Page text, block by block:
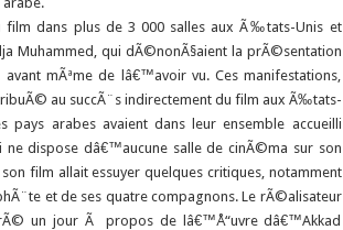
dans plus de 3 000 salles aux Ã‰tats-Unis et
Muhammed, qui dÃ©nonÃ§aient la prÃ©sentation
mÃªme de lâ€™avoir vu. Ces manifestations,
au succÃ¨s indirectement du film aux Ã‰tats-
arabes avaient dans leur ensemble accueilli
dispose dâ€™aucune salle de cinÃ©ma sur son
film allait essuyer quelques critiques, notamment
et de ses quatre compagnons. Le rÃ©alisateur
un jour Ã propos de lâ€™Å“uvre dâ€™Akkad